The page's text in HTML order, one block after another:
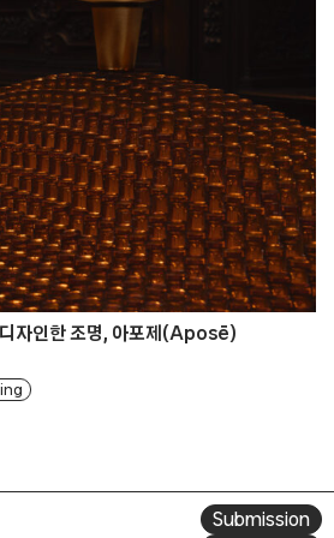
자인한 조명, 아포제(Aposē)
Submission